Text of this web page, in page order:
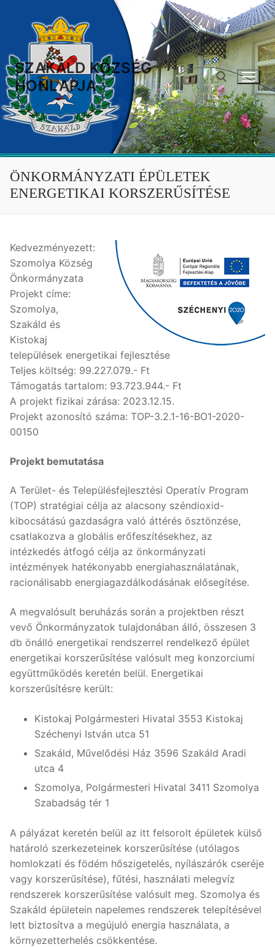
tartalomra
SZAKÁLD KÖZSÉG
HONLAPJA
Keresése:
ÖNKORMÁNYZATI ÉPÜLETEK
ENERGETIKAI KORSZERŰSÍTÉSE
Kedvezményezett:
Szomolya Község
Önkormányzata
Projekt címe:
Szomolya,
Szakáld és
Kistokaj
települések energetikai fejlesztése
Teljes költség: 99.227.079.- Ft
Támogatás tartalom: 93.723.944.- Ft
A projekt fizikai zárása: 2023.12.15.
Projekt azonosító száma: TOP-3.2.1-16-BO1-2020-
00150
Projekt bemutatása
A Terület- és Településfejlesztési Operatív Program
(TOP) stratégiai célja az alacsony széndioxid-
kibocsátású gazdaságra való áttérés ösztönzése,
csatlakozva a globális erőfeszítésekhez, az
intézkedés átfogó célja az önkormányzati
intézmények hatékonyabb energiahasználatának,
racionálisabb energiagazdálkodásának elősegítése.
A megvalósult beruházás során a projektben részt
vevő Önkormányzatok tulajdonában álló, összesen 3
db önálló energetikai rendszerrel rendelkező épület
energetikai korszerűsítése valósult meg konzorciumi
együttműködés keretén belül. Energetikai
korszerűsítésre került:
Kistokaj Polgármesteri Hivatal 3553 Kistokaj
Széchenyi István utca 51
Szakáld, Művelődési Ház 3596 Szakáld Aradi
utca 4
Szomolya, Polgármesteri Hivatal 3411 Szomolya
Szabadság tér 1
A pályázat keretén belül az itt felsorolt épületek külső
határoló szerkezeteinek korszerűsítése (utólagos
homlokzati és födém hőszigetelés, nyílászárók cseréje
vagy korszerűsítése), fűtési, használati melegvíz
rendszerek korszerűsítése valósult meg. Szomolya és
Szakáld épületein napelemes rendszerek telepítésével
lett biztosítva a megújuló energia használata, a
környezetterhelés csökkentése.